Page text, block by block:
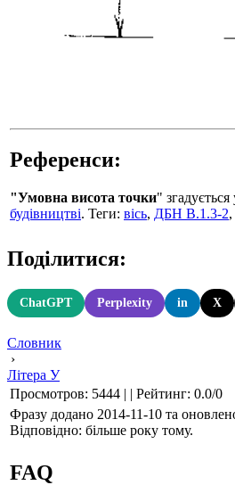
Референси:
"Умовна висота точки"
будівництві. Теги: вісь, ДБН В.1.3-2,
Поділитися:
ChatGPT Perplexity in X
Словник
›
Літера У
Просмотров: 5444 | | Рейтинг: 0.0/0
Фразу додано 2014-11-10 та
Відповідно: більше року тому.
FAQ